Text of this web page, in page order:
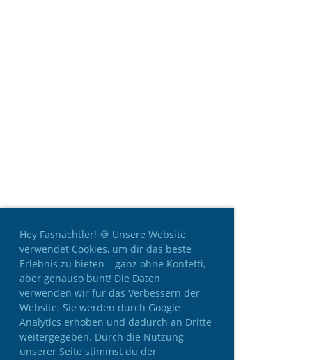
Hey Fasnächtler! 🍪 Unsere Website
verwendet Cookies, um dir das beste
Erlebnis zu bieten – ganz ohne Konfetti,
aber genauso bunt! Die Daten
verwenden wir für das Verbessern der
Website. Sie werden durch Google
Analytics erhoben und dadurch an Dritte
weitergegeben. Durch die Nutzung
unserer Seite stimmst du der